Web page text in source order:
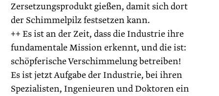
Zersetzungsprodukt gießen, damit sich dort
der Schimmelpilz festsetzen kann.
++ Es ist an der Zeit, dass die Industrie ihre
fundamentale Mission erkennt, und die ist:
schöpferische Verschimmelung betreiben!
Es ist jetzt Aufgabe der Industrie, bei ihren
Spezialisten, Ingenieuren und Doktoren ein